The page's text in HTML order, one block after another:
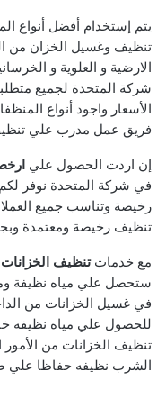
يتم إستخدام أفضل أنواع
تنظيف وغسيل الخزان من
الارضية و العلوية و
شركة المتحدة لجميع
الأسعار واجود أنواع
فريق عمل مدرب علي
إن اردت الحصول علي
في شركة المتحدة نوفر
رخيصة وتناسب جميع
تنظيف رخيصة ومعتمدة
مع خدماتتنظيف
ستحصل علي مياه نظيفة
في غسيل الخزانات من
للحصول علي مياه نظيفه
تنظيف الخزانات من
الشرب نظيفه حفاظا